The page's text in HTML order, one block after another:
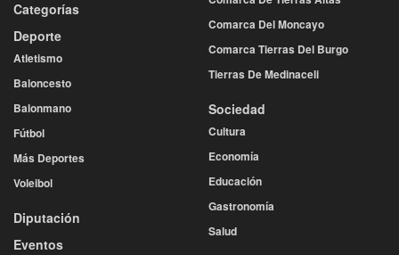
Categorías
Deporte
Atletismo
Baloncesto
Balonmano
Fútbol
Más Deportes
Voleibol
Diputación
Eventos
Comarca Del Moncayo
Comarca Tierras Del Burgo
Tierras De Medinaceli
Sociedad
Cultura
Economía
Educación
Gastronomía
Salud